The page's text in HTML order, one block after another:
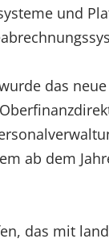
und
das
ab dem
das mit